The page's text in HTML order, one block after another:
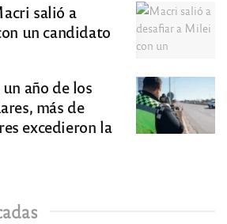
salió a
un candidato
año de los
más de
excedieron la